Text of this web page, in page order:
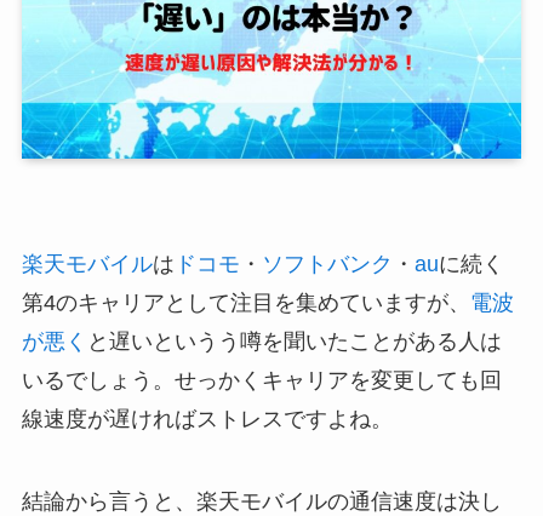
楽天モバイルは ドコモ ・ ソフトバンク ・ auに続く
第4のキャリアとして注目を集めていますが、 電波
が悪く と遅いというう噂を聞いたことがある人は
いるでしょう。せっかくキャリアを変更しても回
線速度が遅ければストレスですよね。
結論から言うと、楽天モバイルの通信速度は決し